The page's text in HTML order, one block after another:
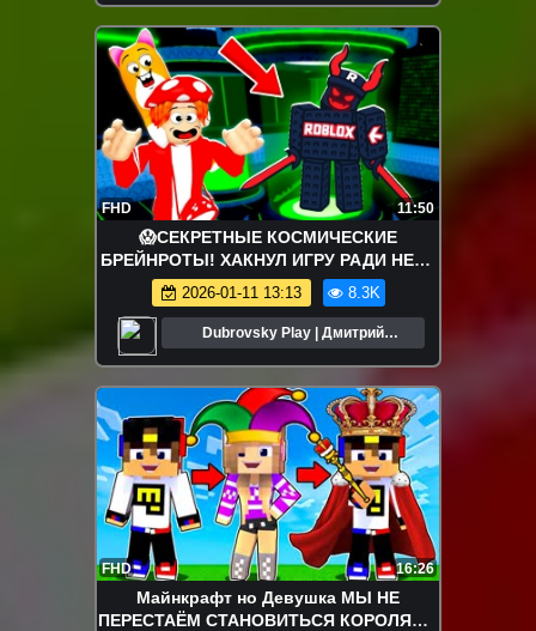
FHD 11:50
😱СЕКРЕТНЫЕ КОСМИЧЕСКИЕ
БРЕЙНРОТЫ! ХАКНУЛ ИГРУ РАДИ НЕГО
😎... Find a Brainrot ROBLOX
2026-01-11 13:13 8.3K
Dubrovsky Play | Дмитрий
FHD 16:26
Майнкрафт но Девушка МЫ НЕ
ПЕРЕСТАЁМ СТАНОВИТЬСЯ КОРОЛЯМИ